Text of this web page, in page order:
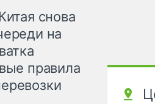
снова
на
правила